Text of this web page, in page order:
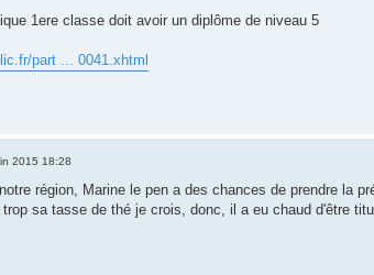
1ere classe doit avoir un diplôme de niveau 5
part ... 0041.xhtml
2015 18:28
région, Marine le pen a des chances de prendre la
sa tasse de thé je crois, donc, il a eu chaud d'être